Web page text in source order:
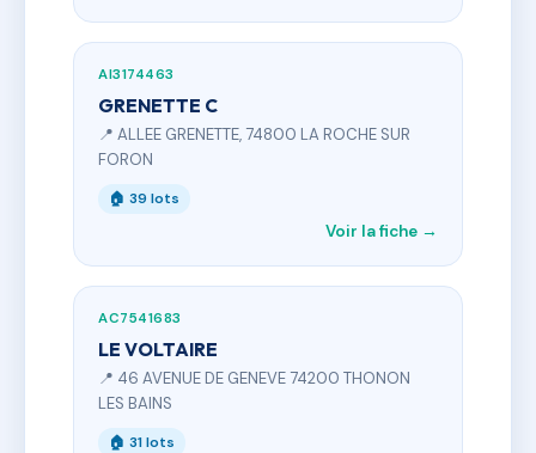
AI3174463
GRENETTE C
📍 ALLEE GRENETTE, 74800 LA ROCHE SUR
FORON
🏠 39 lots
Voir la fiche →
AC7541683
LE VOLTAIRE
📍 46 AVENUE DE GENEVE 74200 THONON
LES BAINS
🏠 31 lots